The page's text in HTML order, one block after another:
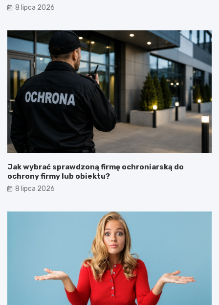
8 lipca 2026
Jak wybrać sprawdzoną firmę ochroniarską do
ochrony firmy lub obiektu?
8 lipca 2026